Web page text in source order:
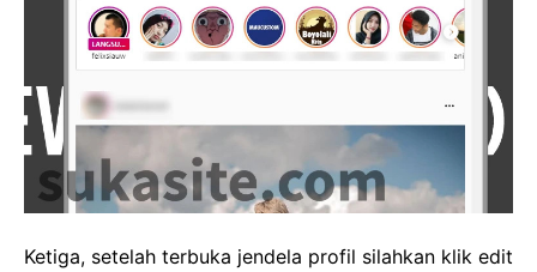
Ketiga, setelah terbuka jendela profil silahkan klik edit